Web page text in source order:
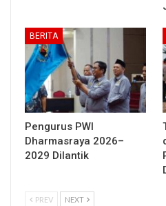
BERITA
Pengurus PWI
Dharmasraya 2026–
2029 Dilantik
PREV NEXT